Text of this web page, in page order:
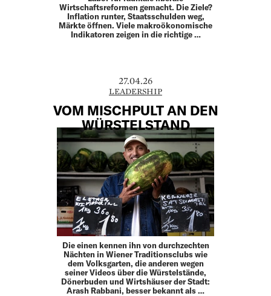
Wirtschaftsreformen gemacht. Die Ziele?
Inflation runter, Staatsschulden weg,
Märkte öffnen. Viele makroökonomische
Indikatoren zeigen in die richtige …
27.04.26
LEADERSHIP
VOM MISCHPULT AN DEN
WÜRSTELSTAND
Die einen kennen ihn von durchzechten
Nächten in Wiener Traditionsclubs wie
dem Volksgarten, die anderen wegen
seiner Videos über die Würstelstände,
Dönerbuden und Wirtshäuser der Stadt:
Arash Rabbani, besser bekannt als …